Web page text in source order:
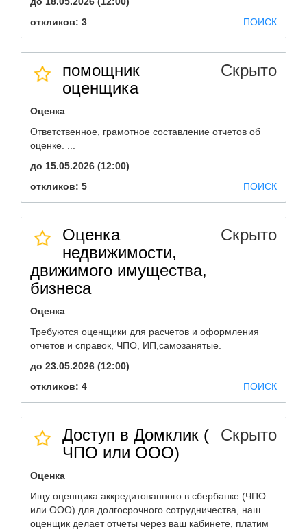
откликов: 3
ПОИСК
помощник
оценщика
Скрыто
Оценка
Ответственное, грамотное составление отчетов об
оценке. ...
до 15.05.2026 (12:00)
откликов: 5
ПОИСК
Оценка
недвижимости,
движимого имущества,
бизнеса
Скрыто
Оценка
Требуются оценщики для расчетов и оформления
отчетов и справок, ЧПО, ИП,самозанятые.
до 23.05.2026 (12:00)
откликов: 4
ПОИСК
Доступ в Домклик (
ЧПО или ООО)
Скрыто
Оценка
Ищу оценщика аккредитованного в сбербанке (ЧПО
или ООО) для долгосрочного сотрудничества, наш
оценщик делает отчеты через ваш кабинете, платим